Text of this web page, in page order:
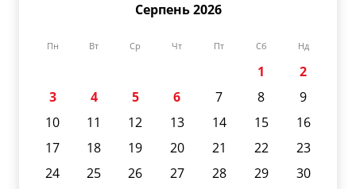
Серпень 2026
Пн Вт Ср Чт Пт Сб Нд
1
2
3
4 5 6 7 8
9
10
11 12 13 14 15
16
17
18 19 20 21 22
23
24
25 26 27 28 29
30